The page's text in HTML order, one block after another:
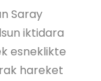
Saray
iktidara
esneklikte
hareket